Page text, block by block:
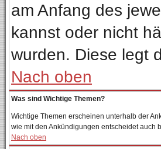
am Anfang des
kannst oder nicht
wurden. Diese legt
Nach oben
Was sind Wichtige Themen?
Wichtige Themen erscheinen unterhalb der
wie mit den Ankündigungen entscheidet auch
Nach oben